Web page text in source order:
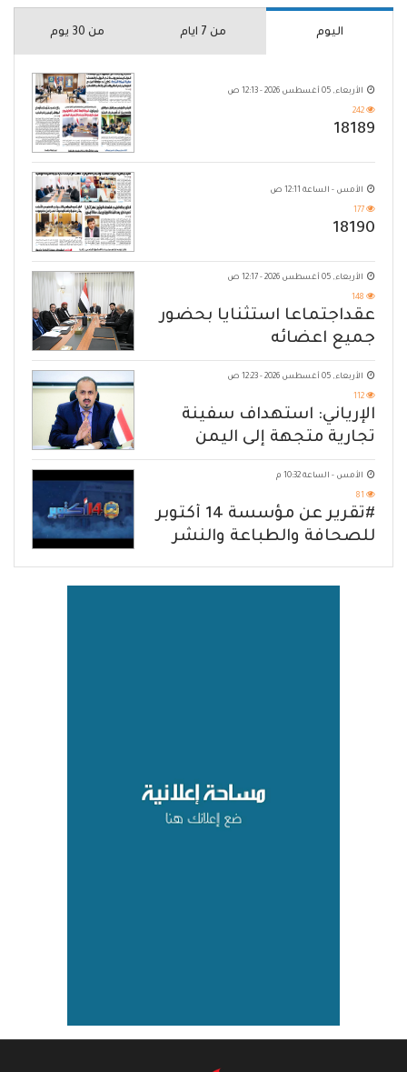
اليوم من 7 ايام من 30 يوم
الأربعاء, 05 أغسطس 2026 - 12:13 ص
242
18189
الأمس - الساعة 12:11 ص
177
18190
الأربعاء, 05 أغسطس 2026 - 12:17 ص
148
عقداجتماعا استثنايا بحضور
جميع اعضائه
الأربعاء, 05 أغسطس 2026 - 12:23 ص
112
الإرياني: استهداف سفينة
تجارية متجهة إلى اليمن
يكشف حصار الحوثي للشعب
الأمس - الساعة 10:32 م
81
#تقرير عن مؤسسة 14 أكتوبر
للصحافة والطباعة والنشر